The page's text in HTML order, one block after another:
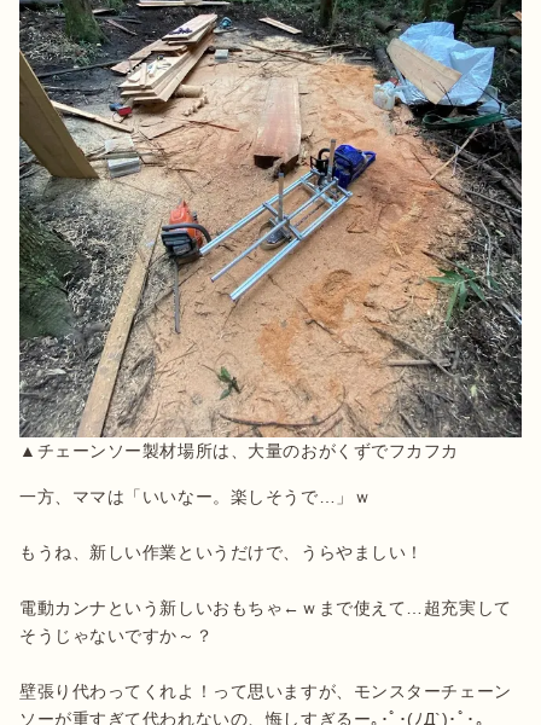
一方、ママは「いいなー。楽しそうで…」ｗ
もうね、新しい作業というだけで、うらやましい！
電動カンナという新しいおもちゃ←ｗまで使えて…超充実して
そうじゃないですか～？
壁張り代わってくれよ！って思いますが、モンスターチェーン